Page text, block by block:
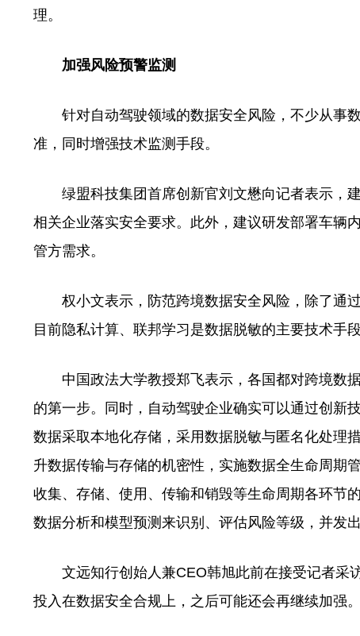
理。
加强风险预警监测
针对自动驾驶领域的数据安全风险，不少从事
准，同时增强技术监测手段。
绿盟科技集团首席创新官刘文懋向记者表示，建
相关企业落实安全要求。此外，建议研发部署车辆
管方需求。
权小文表示，防范跨境数据安全风险，除了通过
目前隐私计算、联邦学习是数据脱敏的主要技术手段
中国政法大学教授郑飞表示，各国都对跨境数
的第一步。同时，自动驾驶企业确实可以通过创新
数据采取本地化存储，采用数据脱敏与匿名化处理
升数据传输与存储的机密性，实施数据全生命周期
收集、存储、使用、传输和销毁等生命周期各环节
数据分析和模型预测来识别、评估风险等级，并发出
文远知行创始人兼CEO韩旭此前在接受记者采
投入在数据安全合规上，之后可能还会再继续加强。